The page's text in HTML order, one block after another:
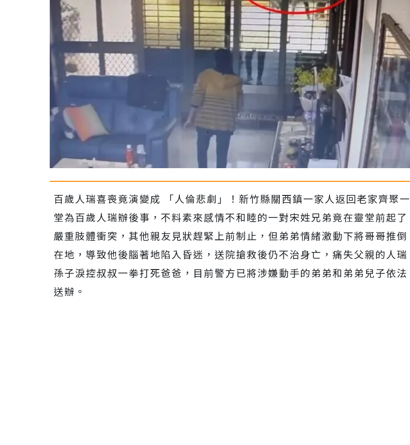
百歲人瑞喜喪竟演變成 「人倫悲劇」！新竹縣關西鎮一家人返回老家齊聚一
堂為百歲人瑞辦後事，不料素來感情不和睦的一對宋姓兄弟竟在靈堂前起了
嚴重肢體衝突，其他親友見狀趕緊上前制止，但弟弟情緒激動下將哥哥推倒
在地，導致他後腦著地陷入昏迷，送院搶救後仍不治身亡，痛失父親的人瑞
孫子淚控叔叔一拳打死爸爸，目前警方已將涉嫌動手的弟弟和弟弟兒子依法
送辦。